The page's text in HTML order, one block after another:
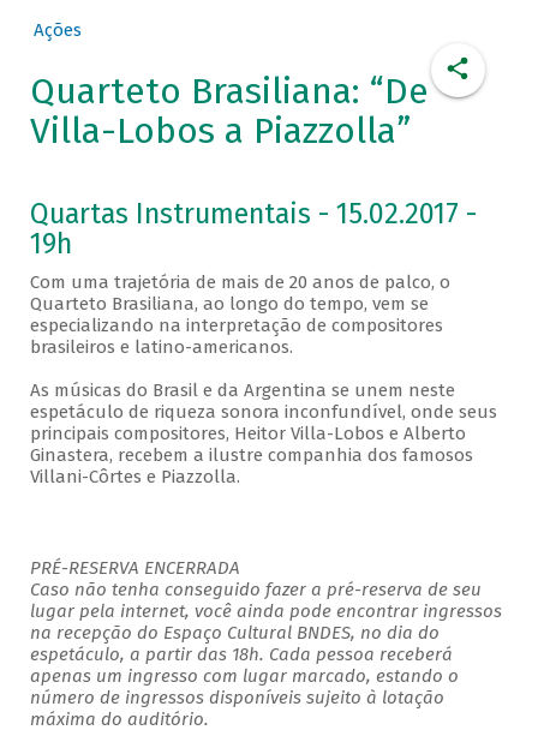
Ações
Quarteto Brasiliana: “De
Villa-Lobos a Piazzolla”
Quartas Instrumentais - 15.02.2017 -
19h
Com uma trajetória de mais de 20 anos de palco, o
Quarteto Brasiliana, ao longo do tempo, vem se
especializando na interpretação de compositores
brasileiros e latino-americanos.
As músicas do Brasil e da Argentina se unem neste
espetáculo de riqueza sonora inconfundível, onde seus
principais compositores, Heitor Villa-Lobos e Alberto
Ginastera, recebem a ilustre companhia dos famosos
Villani-Côrtes e Piazzolla.
PRÉ-RESERVA ENCERRADA
Caso não tenha conseguido fazer a pré-reserva de seu
lugar pela internet, você ainda pode encontrar ingressos
na recepção do Espaço Cultural BNDES, no dia do
espetáculo, a partir das 18h. Cada pessoa receberá
apenas um ingresso com lugar marcado, estando o
número de ingressos disponíveis sujeito à lotação
máxima do auditório.